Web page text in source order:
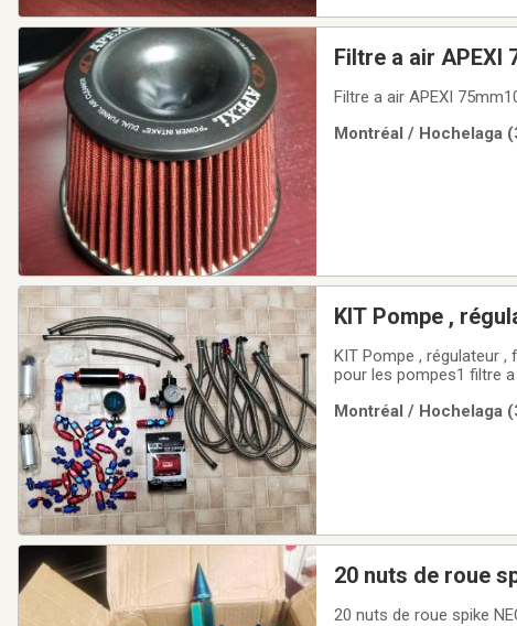
Filtre a air APEXI
Filtre a air APEXI
Montréal / Hochelaga
KIT Pompe , régulateur , filtre , gauge , fiting , gaz , essence2 pompe a gaz 250LPH
pour les pompes1 filtre
pression1 HKS TOP
Montréal / Hochelaga